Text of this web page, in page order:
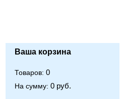
Ваша корзина
Товаров: 0
На сумму: 0 руб.